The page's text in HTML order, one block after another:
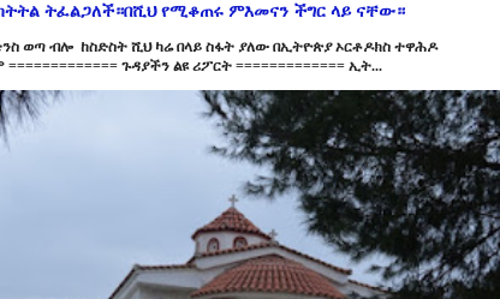
ትፈልጋለች።በሺህ የሚቆጠሩ ምእመናን ችግር ላይ ናቸው።
ወጣ ብሎ ከስድስት ሺህ ካሬ በላይ ስፋት ያለው በኢትዮጵያ ኦርቶዶክስ ተዋሕዶ
ጉዳያችን ልዩ ሪፖርት ============= ኢት...